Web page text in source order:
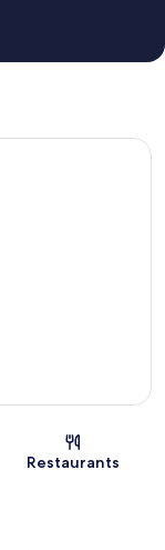
Restaurants